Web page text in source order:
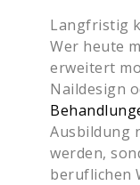
Langfristig
Wer heute
erweitert
Naildesign
Ausbildung
werden,
beruflichen